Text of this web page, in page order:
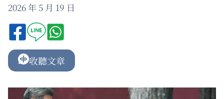
2026 年 5 月 19 日
收聽文章